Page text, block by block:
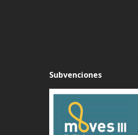
Subvenciones